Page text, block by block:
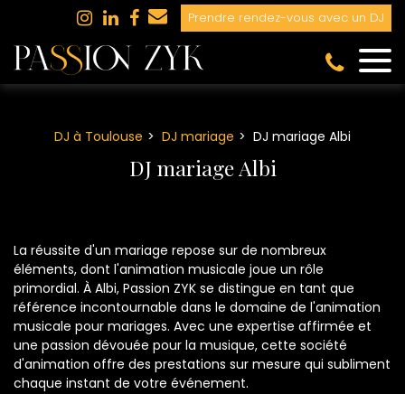
Prendre rendez-vous avec un DJ
DJ à Toulouse DJ mariage DJ mariage Albi
DJ mariage Albi
La réussite d'un mariage repose sur de nombreux
éléments, dont l'animation musicale joue un rôle
primordial. À Albi, Passion ZYK se distingue en tant que
référence incontournable dans le domaine de l'animation
musicale pour mariages. Avec une expertise affirmée et
une passion dévouée pour la musique, cette société
d'animation offre des prestations sur mesure qui subliment
chaque instant de votre événement.
Panneau de gestion des cookies